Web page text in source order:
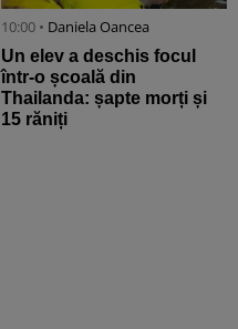
10:00 • Daniela Oancea
Un elev a deschis focul
într-o școală din
Thailanda: șapte morți și
15 răniți